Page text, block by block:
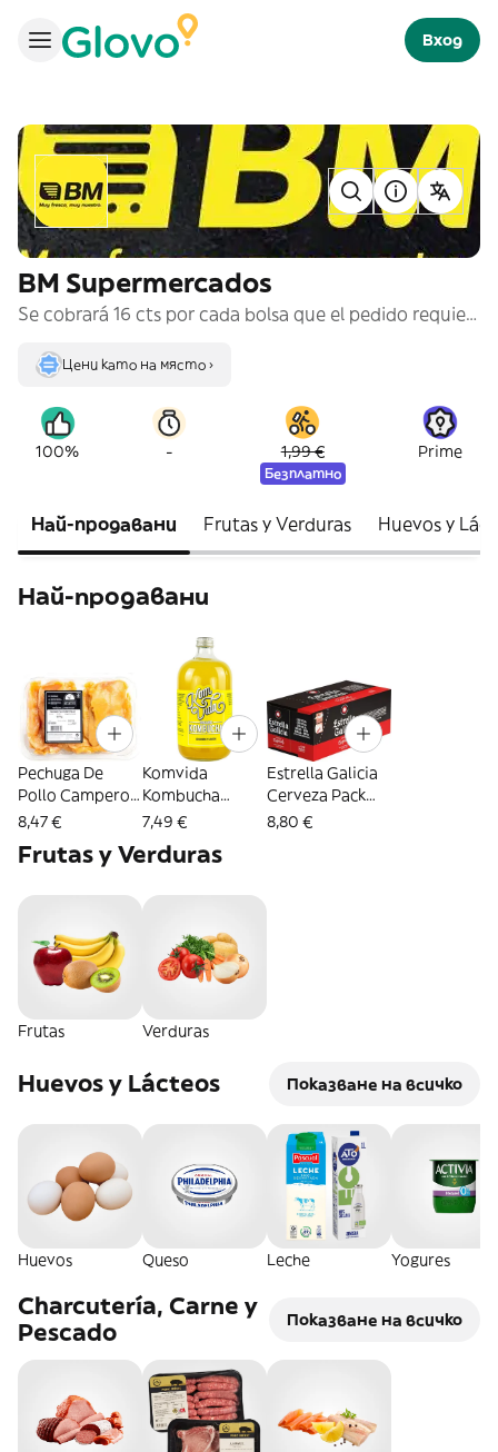
Вход
BM Supermercados
Se cobrará 16 cts por cada bolsa que el pedido requiera
Цени като на място ›
100% - 1,99 €
Безплатно
Prime
Най-продавани Frutas y Verduras Huevos y
Най-продавани
Pechuga De
Pollo Campero
Fileteado
8,47 €
Komvida
Kombucha
Jengibre Y
7,49 €
Estrella Galicia
Cerveza Pack
Lata 10X33 Cl
8,80 €
Frutas y Verduras
Frutas Verduras
Huevos y Lácteos Показване на всичко
Huevos Queso Leche Yogures
Charcutería, Carne y
Pescado
Показване на всичко